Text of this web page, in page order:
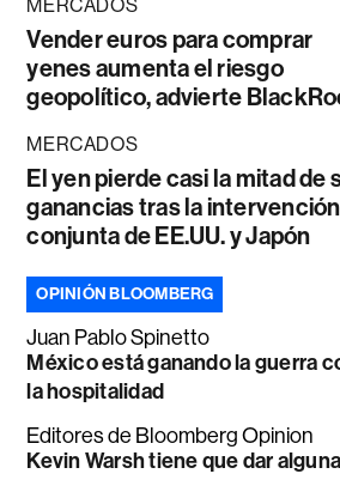
MERCADOS
Vender euros para comprar
yenes aumenta el riesgo
geopolítico, advierte
MERCADOS
El yen pierde casi la mitad de
ganancias tras la intervención
conjunta de EE.UU. y Japón
OPINIÓN BLOOMBERG
Juan Pablo Spinetto
México está ganando la guerra
la hospitalidad
Editores de Bloomberg Opinion
Kevin Warsh tiene que dar